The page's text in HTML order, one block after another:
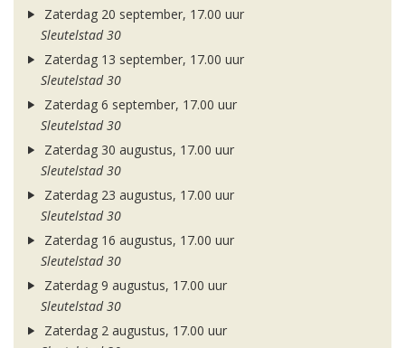
Zaterdag 20 september, 17.00 uur
Sleutelstad 30
Zaterdag 13 september, 17.00 uur
Sleutelstad 30
Zaterdag 6 september, 17.00 uur
Sleutelstad 30
Zaterdag 30 augustus, 17.00 uur
Sleutelstad 30
Zaterdag 23 augustus, 17.00 uur
Sleutelstad 30
Zaterdag 16 augustus, 17.00 uur
Sleutelstad 30
Zaterdag 9 augustus, 17.00 uur
Sleutelstad 30
Zaterdag 2 augustus, 17.00 uur